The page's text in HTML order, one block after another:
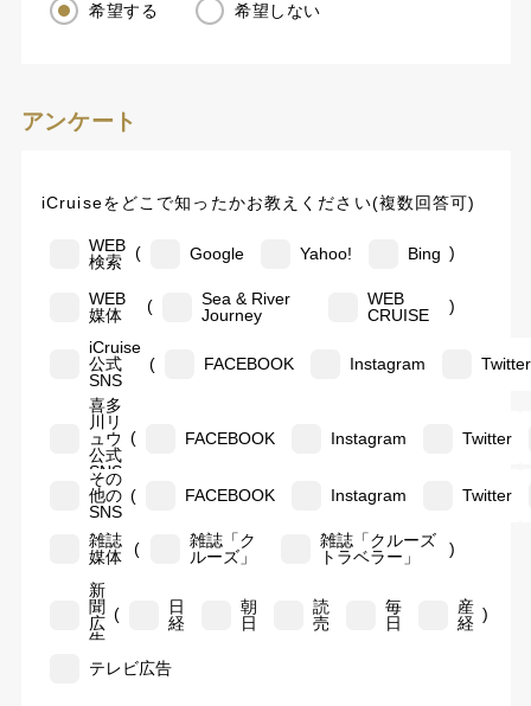
希望する 希望しない
アンケート
iCruiseをどこで知ったかお教えください(複数回答可)
WEB
検索
( Google Yahoo! Bing )
WEB
媒体
(
Sea & River
Journey
WEB
CRUISE
)
iCruise
公式
SNS
( FACEBOOK Instagram Twitter
喜多
川リ
ュウ
公式
SNS
( FACEBOOK Instagram Twitter
その
他の
SNS
( FACEBOOK Instagram Twitter
雑誌
媒体
(
雑誌「ク
ルーズ」
雑誌「クルーズ
トラベラー」
)
新
聞
広
告
(
日
経
朝
日
読
売
毎
日
産
経 )
テレビ広告